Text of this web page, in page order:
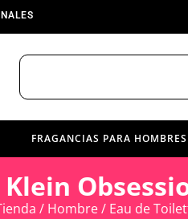
FRAGANCIAS PARA HOMBRES
/ Hombre/ Eau de